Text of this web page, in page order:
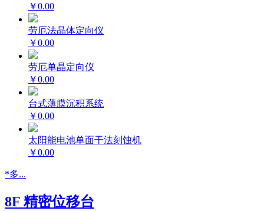
￥0.00
劳厄法晶体定向仪
￥0.00
劳厄单晶定向仪
￥0.00
台式薄膜沉积系统
￥0.00
太阳能电池单面干法刻蚀机
￥0.00
*多...
8F 精密位移台